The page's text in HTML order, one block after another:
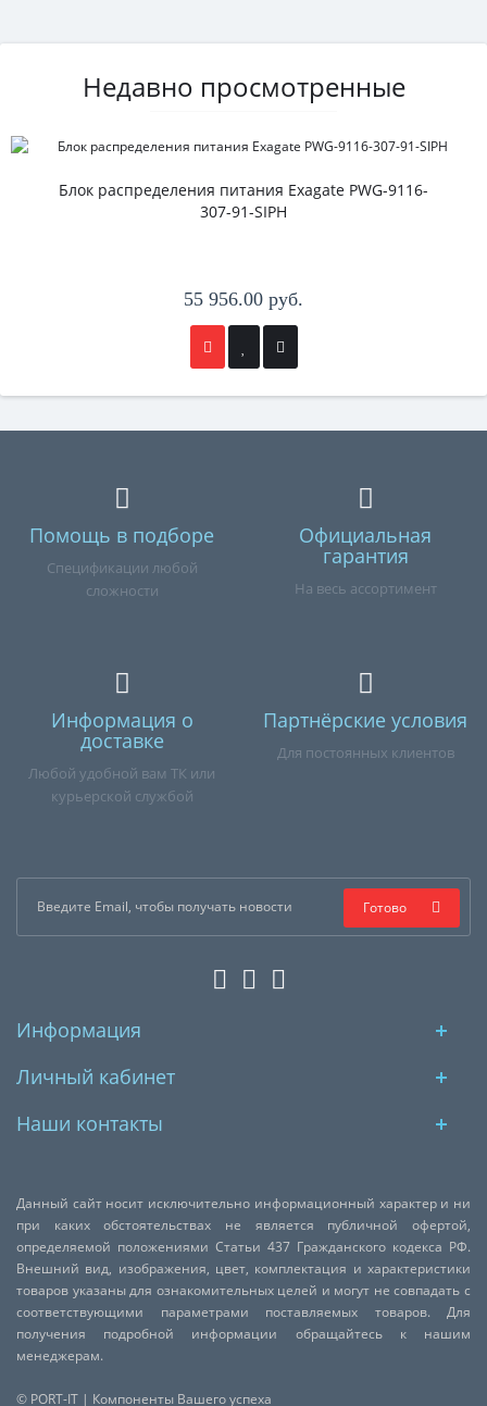
Недавно просмотренные
Блок распределения питания Exagate PWG-9116-
307-91-SIPH
55 956.00 руб.
Помощь в подборе
Спецификации любой
сложности
Официальная
гарантия
На весь ассортимент
Информация о
доставке
Любой удобной вам ТК или
курьерской службой
Партнёрские условия
Для постоянных клиентов
Готово
Информация
Личный кабинет
Наши контакты
Данный сайт носит исключительно информационный характер и ни
при каких обстоятельствах не является публичной офертой,
определяемой положениями Статьи 437 Гражданского кодекса РФ.
Внешний вид, изображения, цвет, комплектация и характеристики
товаров указаны для ознакомительных целей и могут не совпадать с
соответствующими параметрами поставляемых товаров. Для
получения подробной информации обращайтесь к нашим
менеджерам.
© PORT-IT | Компоненты Вашего успеха